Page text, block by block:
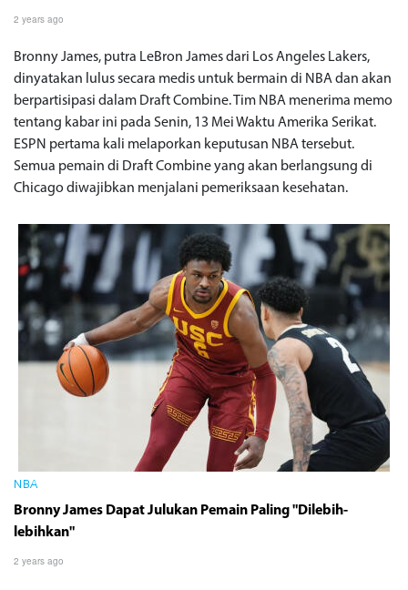
2 years ago
Bronny James, putra LeBron James dari Los Angeles Lakers,
dinyatakan lulus secara medis untuk bermain di NBA dan akan
berpartisipasi dalam Draft Combine. Tim NBA menerima memo
tentang kabar ini pada Senin, 13 Mei Waktu Amerika Serikat.
ESPN pertama kali melaporkan keputusan NBA tersebut.
Semua pemain di Draft Combine yang akan berlangsung di
Chicago diwajibkan menjalani pemeriksaan kesehatan.
NBA
Bronny James Dapat Julukan Pemain Paling "Dilebih-
lebihkan"
2 years ago